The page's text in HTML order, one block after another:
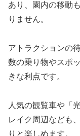
あり、園内の移動
りません。
アトラクションの
数の乗り物やスポ
きな利点です。
人気の観覧車や「
レイク周辺なども
りと楽しめます。